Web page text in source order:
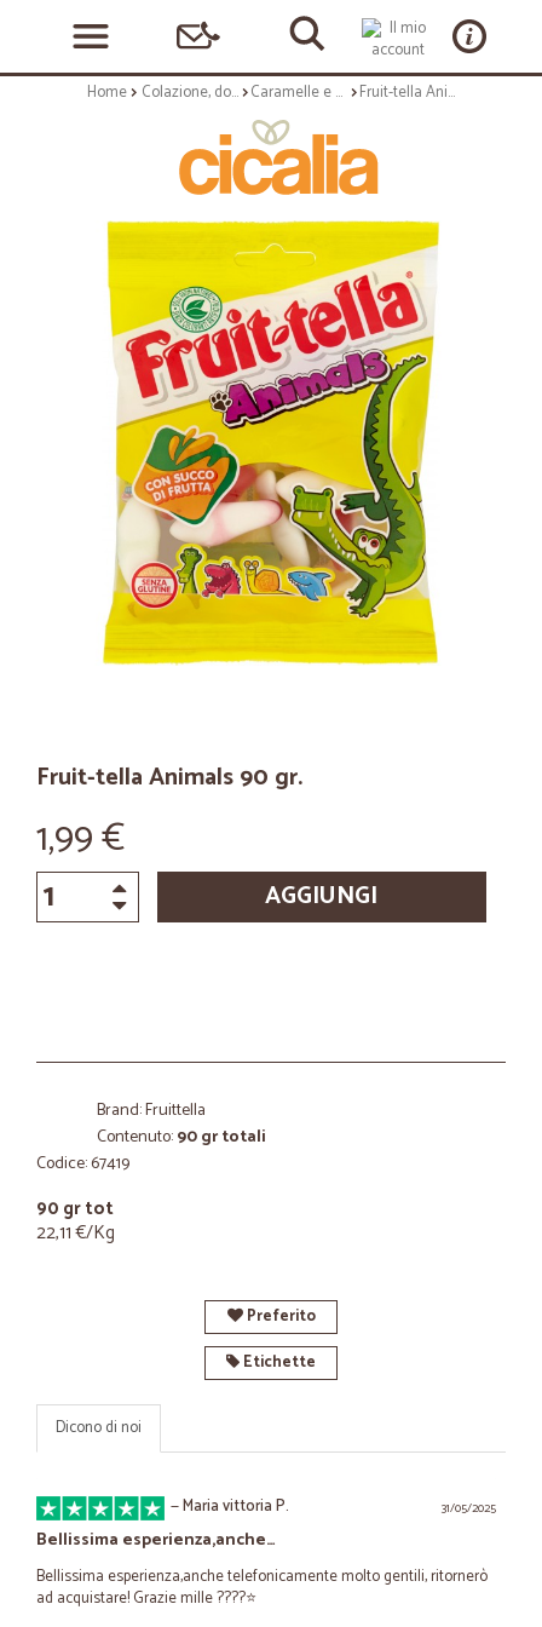
Home Colazione, dolciumi e snack Caramelle e chewing gum Fruit-tella Animals 90 gr.
Fruit-tella Animals 90 gr.
1,99 €
AGGIUNGI
Brand: Fruittella
Contenuto:90 gr totali
Codice: 67419
90 gr tot
22,11 €/Kg
Preferito
Etichette
Dicono di noi
31/05/2025
—Maria vittoria P.
Bellissima esperienza,anche…
Bellissima esperienza,anche telefonicamente molto gentili, ritornerò
ad acquistare! Grazie mille ????⭐️